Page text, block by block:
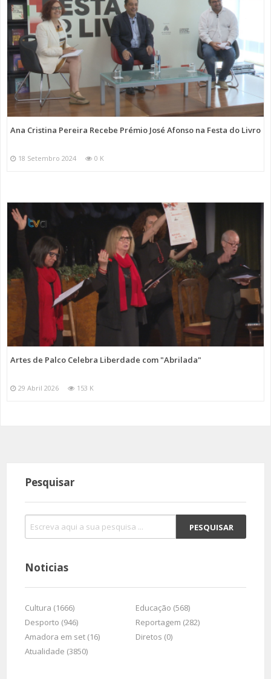
Ana Cristina Pereira Recebe Prémio José Afonso na Festa do Livro
18 Setembro 2024 0 K
Artes de Palco Celebra Liberdade com "Abrilada"
29 Abril 2026 153 K
Pesquisar
Noticias
Cultura (1666)
Educação (568)
Desporto (946)
Reportagem (282)
Amadora em set (16)
Diretos (0)
Atualidade (3850)